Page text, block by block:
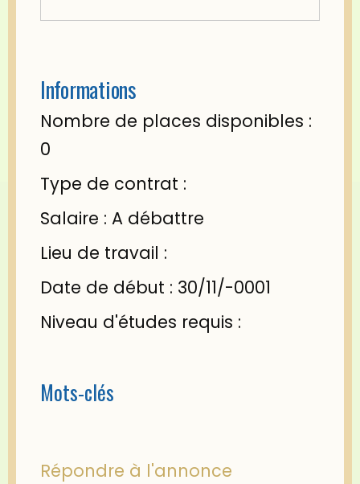
Informations
Nombre de places disponibles :
0
Type de contrat :
Salaire : A débattre
Lieu de travail :
Date de début : 30/11/-0001
Niveau d'études requis :
Mots-clés
Répondre à l'annonce